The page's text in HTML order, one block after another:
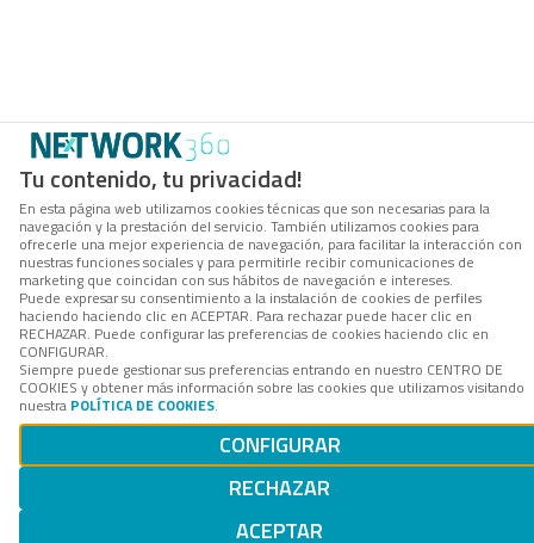
Tu contenido, tu privacidad!
En esta página web utilizamos cookies técnicas que son necesarias para la
navegación y la prestación del servicio. También utilizamos cookies para
ofrecerle una mejor experiencia de navegación, para facilitar la interacción con
nuestras funciones sociales y para permitirle recibir comunicaciones de
marketing que coincidan con sus hábitos de navegación e intereses.
Puede expresar su consentimiento a la instalación de cookies de perfiles
haciendo haciendo clic en ACEPTAR. Para rechazar puede hacer clic en
RECHAZAR. Puede configurar las preferencias de cookies haciendo clic en
CONFIGURAR.
Siempre puede gestionar sus preferencias entrando en nuestro CENTRO DE
COOKIES y obtener más información sobre las cookies que utilizamos visitando
nuestra POLÍTICA DE COOKIES.
CONFIGURAR
RECHAZAR
ACEPTAR